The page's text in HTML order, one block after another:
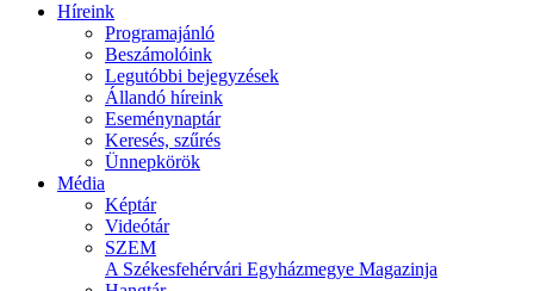
Híreink
Programajánló
Beszámolóink
Legutóbbi bejegyzések
Állandó híreink
Eseménynaptár
Keresés, szűrés
Ünnepkörök
Média
Képtár
Videótár
SZEM
A Székesfehérvári Egyházmegye Magazinja